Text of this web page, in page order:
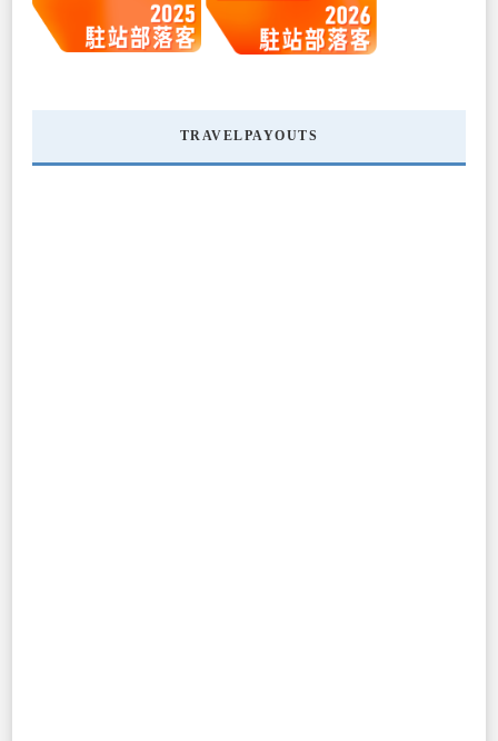
TRAVELPAYOUTS